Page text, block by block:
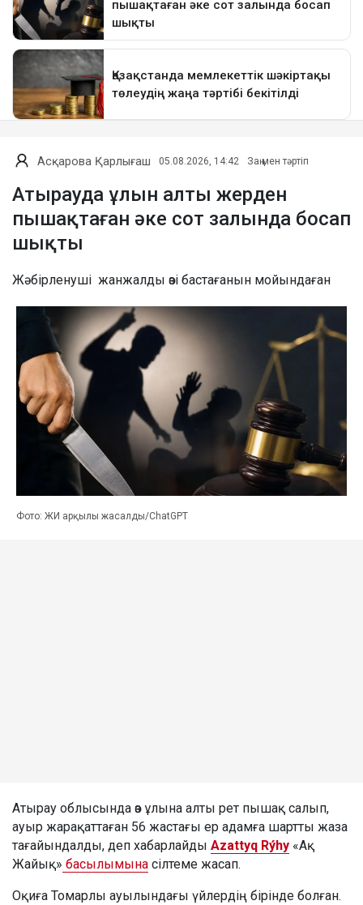
Асқарова Қарлығаш 05.08.2026, 14:42 Заң мен тәртіп
Атырауда ұлын алты жерден
пышақтаған әке сот залында босап
шықты
Жәбірленуші жанжалды өзі бастағанын мойындаған
Фото: ЖИ арқылы жасалды/ChatGPT
Атырау облысында өз ұлына алты рет пышақ салып,
ауыр жарақаттаған 56 жастағы ер адамға шартты жаза
тағайындалды, деп хабарлайды Azattyq Rýhy «Ақ
Жайық» басылымына сілтеме жасап.
Оқиға Томарлы ауылындағы үйлердің бірінде болған.